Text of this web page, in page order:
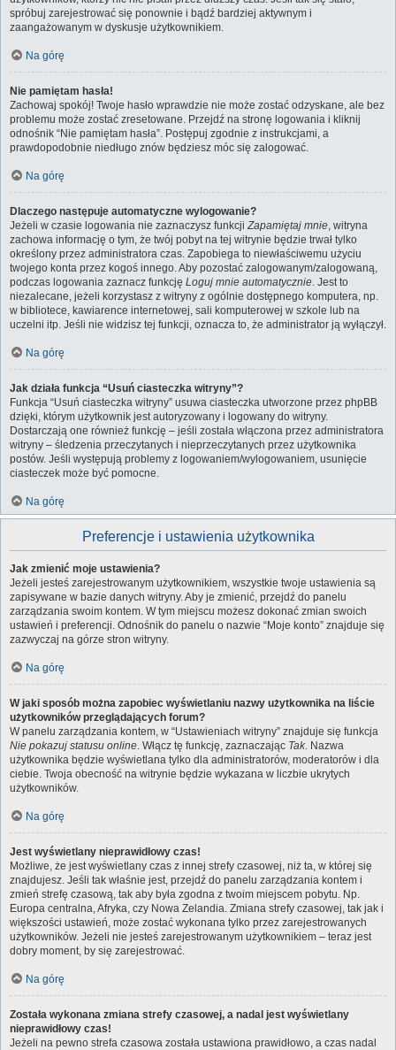
spróbuj zarejestrować się ponownie i bądź bardziej aktywnym i
zaangażowanym w dyskusje użytkownikiem.
Na górę
Nie pamiętam hasła!
Zachowaj spokój! Twoje hasło wprawdzie nie może zostać odzyskane, ale bez
problemu może zostać zresetowane. Przejdź na stronę logowania i kliknij
odnośnik “Nie pamiętam hasła”. Postępuj zgodnie z instrukcjami, a
prawdopodobnie niedługo znów będziesz móc się zalogować.
Na górę
Dlaczego następuje automatyczne wylogowanie?
Jeżeli w czasie logowania nie zaznaczysz funkcjiZapamiętaj mnie, witryna
zachowa informację o tym, że twój pobyt na tej witrynie będzie trwał tylko
określony przez administratora czas. Zapobiega to niewłaściwemu użyciu
twojego konta przez kogoś innego. Aby pozostać zalogowanym/zalogowaną,
podczas logowania zaznacz funkcję Loguj mnie automatycznie. Jest to
niezalecane, jeżeli korzystasz z witryny z ogólnie dostępnego komputera, np.
w bibliotece, kawiarence internetowej, sali komputerowej w szkole lub na
uczelni itp. Jeśli nie widzisz tej funkcji, oznacza to, że administrator ją wyłączył.
Na górę
Jak działa funkcja “Usuń ciasteczka witryny”?
Funkcja “Usuń ciasteczka witryny” usuwa ciasteczka utworzone przez phpBB
dzięki, którym użytkownik jest autoryzowany i logowany do witryny.
Dostarczają one również funkcję – jeśli została włączona przez administratora
witryny – śledzenia przeczytanych i nieprzeczytanych przez użytkownika
postów. Jeśli występują problemy z logowaniem/wylogowaniem, usunięcie
ciasteczek może być pomocne.
Na górę
Preferencje i ustawienia użytkownika
Jak zmienić moje ustawienia?
Jeżeli jesteś zarejestrowanym użytkownikiem, wszystkie twoje ustawienia są
zapisywane w bazie danych witryny. Aby je zmienić, przejdź do panelu
zarządzania swoim kontem. W tym miejscu możesz dokonać zmian swoich
ustawień i preferencji. Odnośnik do panelu o nazwie “Moje konto” znajduje się
zazwyczaj na górze stron witryny.
Na górę
W jaki sposób można zapobiec wyświetlaniu nazwy użytkownika na liście
użytkowników przeglądających forum?
W panelu zarządzania kontem, w “Ustawieniach witryny” znajduje się funkcja
Nie pokazuj statusu online. Włącz tę funkcję, zaznaczając Tak. Nazwa
użytkownika będzie wyświetlana tylko dla administratorów, moderatorów i dla
ciebie. Twoja obecność na witrynie będzie wykazana w liczbie ukrytych
użytkowników.
Na górę
Jest wyświetlany nieprawidłowy czas!
Możliwe, że jest wyświetlany czas z innej strefy czasowej, niż ta, w której się
znajdujesz. Jeśli tak właśnie jest, przejdź do panelu zarządzania kontem i
zmień strefę czasową, tak aby była zgodna z twoim miejscem pobytu. Np.
Europa centralna, Afryka, czy Nowa Zelandia. Zmiana strefy czasowej, tak jak i
większości ustawień, może zostać wykonana tylko przez zarejestrowanych
użytkowników. Jeżeli nie jesteś zarejestrowanym użytkownikiem – teraz jest
dobry moment, by się zarejestrować.
Na górę
Została wykonana zmiana strefy czasowej, a nadal jest wyświetlany
nieprawidłowy czas!
Jeżeli na pewno strefa czasowa została ustawiona prawidłowo, a czas nadal